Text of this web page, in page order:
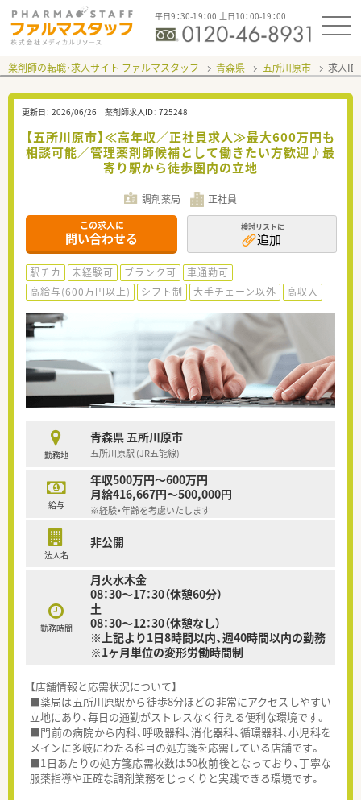
平日9：30-19：00 土日10：00-19：00
薬剤師の転職・求人サイト ファルマスタッフ 青森県 五所川原市 求人ID
更新日： 2026/06/26 薬剤師求人ID： 725248
【五所川原市】≪高年収／正社員求人≫最大600万円も
相談可能／管理薬剤師候補として働きたい方歓迎♪最
寄り駅から徒歩圏内の立地
調剤薬局 正社員
この求人に
問い合わせる
検討リストに
追加
駅チカ 未経験可 ブランク可
車通勤可
高給与(600万円以上)
シフト制 大手チェーン以外 高収入
勤務地
青森県 五所川原市
五所川原駅 (JR五能線)
給与
年収500万円～600万円
月給416,667円～500,000円
※経験・年齢を考慮いたします
法人名
非公開
勤務時間
月火水木金
08：30～17：30（休憩60分）
土
08：30～12：30（休憩なし）
※上記より1日8時間以内、週40時間以内の勤務
※1ヶ月単位の変形労働時間制
【店舗情報と応需状況について】
■薬局は五所川原駅から徒歩8分ほどの非常にアクセスしやすい
立地にあり、毎日の通勤がストレスなく行える便利な環境です。
■門前の病院から内科、呼吸器科、消化器科、循環器科、小児科を
メインに多岐にわたる科目の処方箋を応需している店舗です。
■1日あたりの処方箋応需枚数は50枚前後となっており、丁寧な
服薬指導や正確な調剤業務をじっくりと実践できる環境です。